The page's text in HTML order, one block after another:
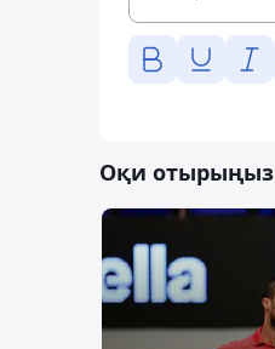
Оқи отырыңыз